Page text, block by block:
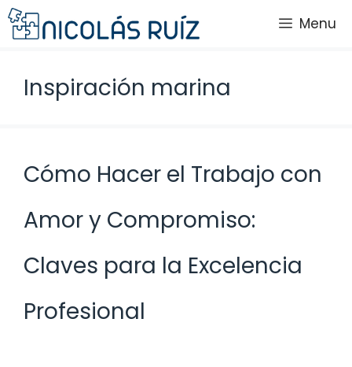
Saltar
al
Menu
Inspiración marina
Cómo Hacer el Trabajo con
Amor y Compromiso:
Claves para la Excelencia
Profesional